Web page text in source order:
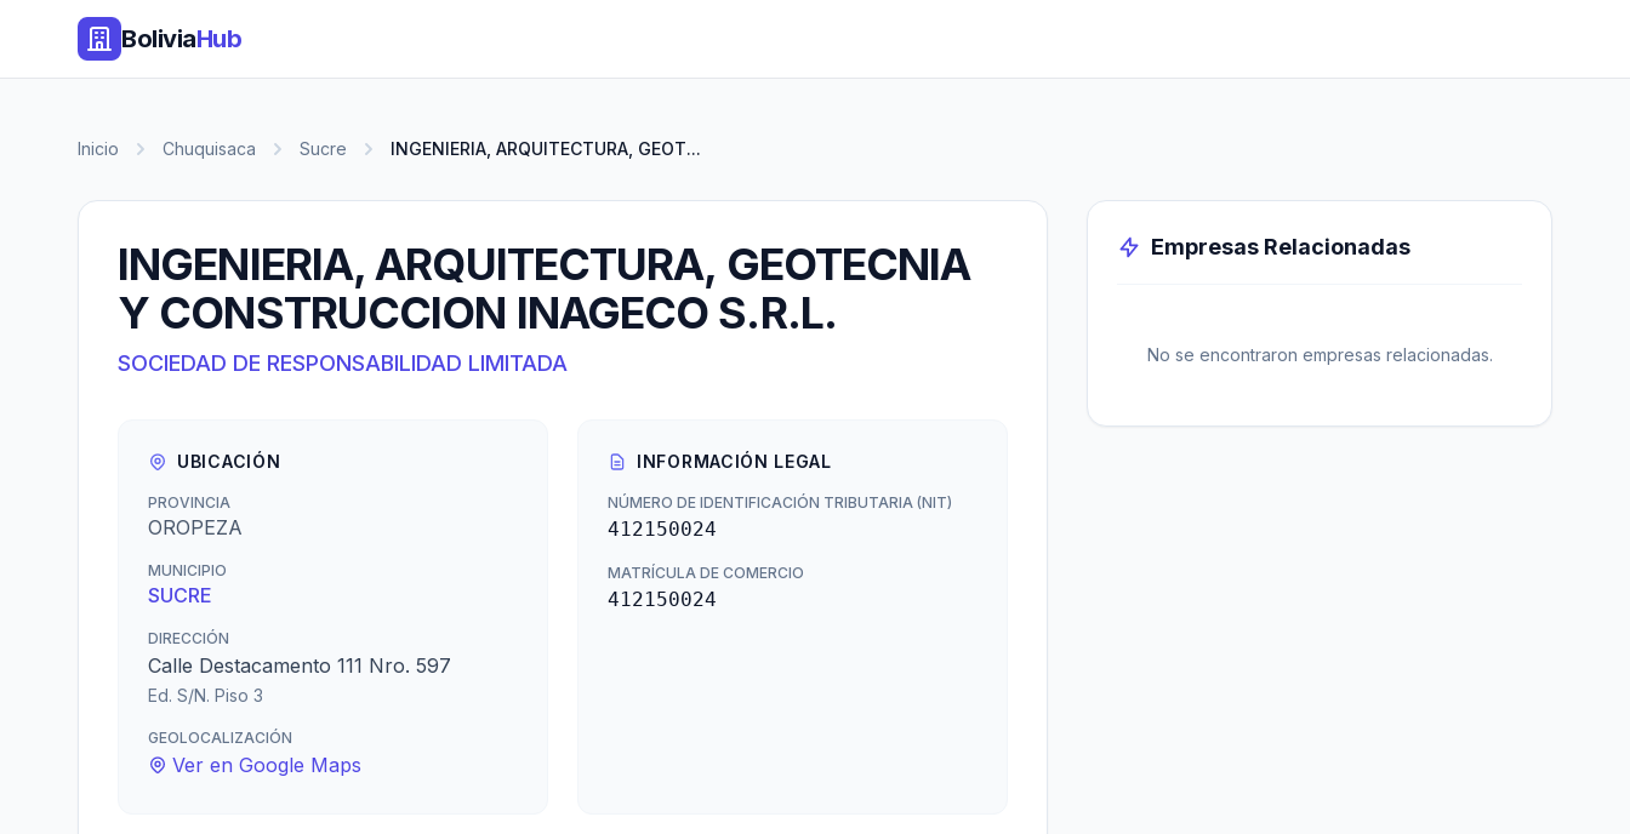
BoliviaHub
Inicio Chuquisaca Sucre INGENIERIA, ARQUITECTURA, GEOT...
INGENIERIA, ARQUITECTURA, GEOTECNIA
Y CONSTRUCCION INAGECO S.R.L.
SOCIEDAD DE RESPONSABILIDAD LIMITADA
UBICACIÓN
PROVINCIA
OROPEZA
MUNICIPIO
SUCRE
DIRECCIÓN
Calle Destacamento 111 Nro. 597
Ed. S/N. Piso 3
GEOLOCALIZACIÓN
Ver en Google Maps
INFORMACIÓN LEGAL
NÚMERO DE IDENTIFICACIÓN TRIBUTARIA (NIT)
412150024
MATRÍCULA DE COMERCIO
412150024
Empresas Relacionadas
No se encontraron empresas relacionadas.